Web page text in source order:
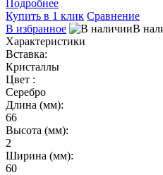
Подробнее
Купить в 1 клик Сравнение
В избранное
В
Характеристики
Вставка:
Кристаллы
Цвет :
Серебро
Длина (мм):
66
Высота (мм):
2
Ширина (мм):
60